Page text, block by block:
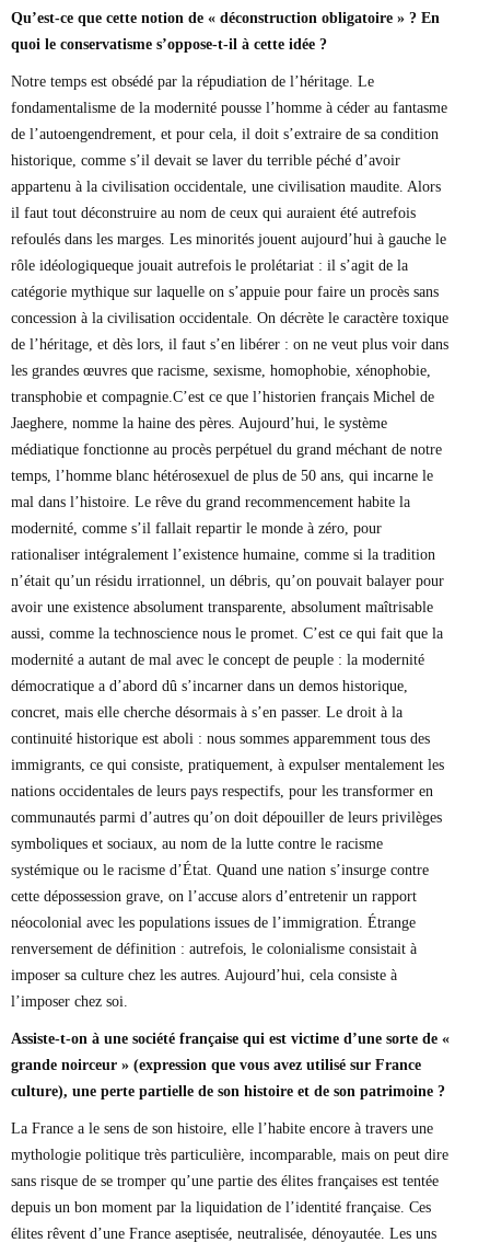
Qu’est-ce que cette notion de « déconstruction obligatoire » ? En
quoi le conservatisme s’oppose-t-il à cette idée ?
Notre temps est obsédé par la répudiation de l’héritage. Le
fondamentalisme de la modernité pousse l’homme à céder au fantasme
de l’autoengendrement, et pour cela, il doit s’extraire de sa condition
historique, comme s’il devait se laver du terrible péché d’avoir
appartenu à la civilisation occidentale, une civilisation maudite. Alors
il faut tout déconstruire au nom de ceux qui auraient été autrefois
refoulés dans les marges. Les minorités jouent aujourd’hui à gauche le
rôle idéologiqueque jouait autrefois le prolétariat : il s’agit de la
catégorie mythique sur laquelle on s’appuie pour faire un procès sans
concession à la civilisation occidentale. On décrète le caractère toxique
de l’héritage, et dès lors, il faut s’en libérer : on ne veut plus voir dans
les grandes œuvres que racisme, sexisme, homophobie, xénophobie,
transphobie et compagnie.C’est ce que l’historien français Michel de
Jaeghere, nomme la haine des pères. Aujourd’hui, le système
médiatique fonctionne au procès perpétuel du grand méchant de notre
temps, l’homme blanc hétérosexuel de plus de 50 ans, qui incarne le
mal dans l’histoire. Le rêve du grand recommencement habite la
modernité, comme s’il fallait repartir le monde à zéro, pour
rationaliser intégralement l’existence humaine, comme si la tradition
n’était qu’un résidu irrationnel, un débris, qu’on pouvait balayer pour
avoir une existence absolument transparente, absolument maîtrisable
aussi, comme la technoscience nous le promet. C’est ce qui fait que la
modernité a autant de mal avec le concept de peuple : la modernité
démocratique a d’abord dû s’incarner dans un demos historique,
concret, mais elle cherche désormais à s’en passer. Le droit à la
continuité historique est aboli : nous sommes apparemment tous des
immigrants, ce qui consiste, pratiquement, à expulser mentalement les
nations occidentales de leurs pays respectifs, pour les transformer en
communautés parmi d’autres qu’on doit dépouiller de leurs privilèges
symboliques et sociaux, au nom de la lutte contre le racisme
systémique ou le racisme d’État. Quand une nation s’insurge contre
cette dépossession grave, on l’accuse alors d’entretenir un rapport
néocolonial avec les populations issues de l’immigration. Étrange
renversement de définition : autrefois, le colonialisme consistait à
imposer sa culture chez les autres. Aujourd’hui, cela consiste à
l’imposer chez soi.
Assiste-t-on à une société française qui est victime d’une sorte de «
grande noirceur » (expression que vous avez utilisé sur France
culture), une perte partielle de son histoire et de son patrimoine ?
La France a le sens de son histoire, elle l’habite encore à travers une
mythologie politique très particulière, incomparable, mais on peut dire
sans risque de se tromper qu’une partie des élites françaises est tentée
depuis un bon moment par la liquidation de l’identité française. Ces
élites rêvent d’une France aseptisée, neutralisée, dénoyautée. Les uns